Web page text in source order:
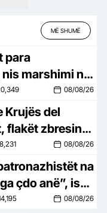
MË SHUMË
para
marshimi në
më shumë!08/08/26
Krujës del
flakët zbresin
8,231 08/08/26
na
çdo anë”, ish-
Destinacioni
08/08/26